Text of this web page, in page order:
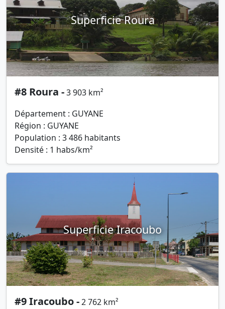
Superficie Roura
#8 Roura -3 903 km²
Département : GUYANE
Région : GUYANE
Population : 3 486 habitants
Densité : 1 habs/km²
Superficie Iracoubo
#9 Iracoubo -2 762 km²